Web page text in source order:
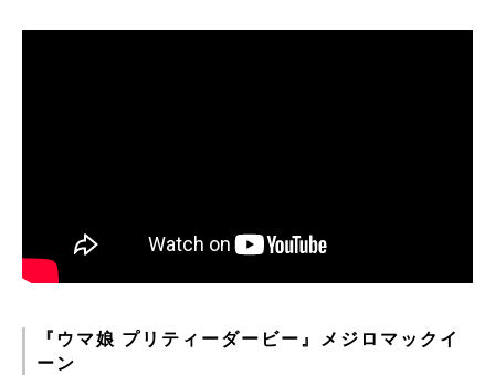
『ウマ娘 プリティーダービー』メジロマックイ
ーン